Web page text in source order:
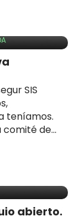
SIS
teníamos.
de...
abierto.